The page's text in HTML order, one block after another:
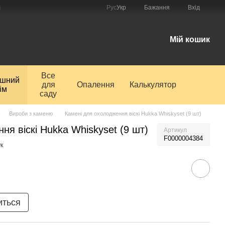
РусУкр Бажання Вхід
Мій кошик
Все
для
саду
Опалення Калькулятор
Вироби з каменю Камені для охолодження віскі Hukka Whiskyset (9 шт)
віскі Hukka Whiskyset (9 шт) Артикул
F0000004384